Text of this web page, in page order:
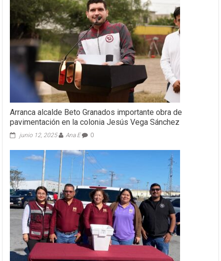
Arranca alcalde Beto Granados importante obra de
pavimentación en la colonia Jesús Vega Sánchez
junio 12, 2025 Ana E 0